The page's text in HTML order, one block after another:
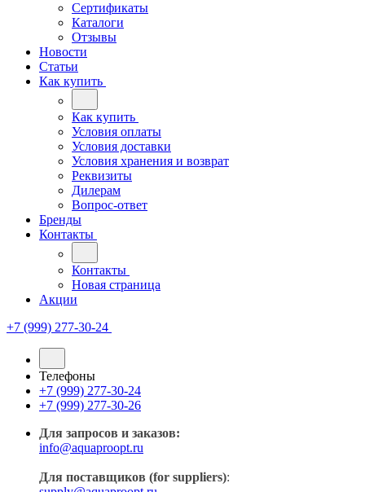
Сертификаты
Каталоги
Отзывы
Новости
Статьи
Как купить
Как купить
Условия оплаты
Условия доставки
Условия хранения и возврат
Реквизиты
Дилерам
Вопрос-ответ
Бренды
Контакты
Контакты
Новая страница
Акции
+7 (999) 277-30-24
Телефоны
+7 (999) 277-30-24
+7 (999) 277-30-26
Для запросов и заказов:
info@aquaproopt.ru
Для поставщиков (for suppliers):